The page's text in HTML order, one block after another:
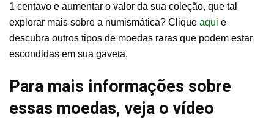
1 centavo e aumentar o valor da sua coleção, que tal
explorar mais sobre a numismática? Clique aqui e
descubra outros tipos de moedas raras que podem estar
escondidas em sua gaveta.
Para mais informações sobre
essas moedas, veja o vídeo